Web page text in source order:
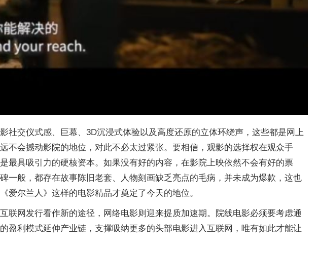
交仪式感、巨幕、3D沉浸式体验以及高度还原的立体环绕声，这些都是网上
不会撼动影院的地位，对此不必太过紧张。要相信，观影的选择权在观众手
最具吸引力的硬核资本。如果没有好的内容，在影院上映依然不会有好的票
一般，都存在故事陈旧老套、人物刻画缺乏亮点的毛病，并未成为爆款，这也
尔兰人》这样的电影精品才奠定了今天的地位。
网发行看作新的途径，网络电影则迎来提质加速期。院线电影必须要考虑通
利模式延伸产业链，支撑吸纳更多的头部电影进入互联网，唯有如此才能让